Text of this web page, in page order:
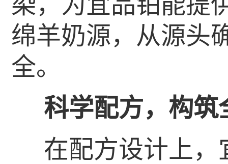
绵羊奶源，从源头
全。
科学配方，构
在配方设计上，